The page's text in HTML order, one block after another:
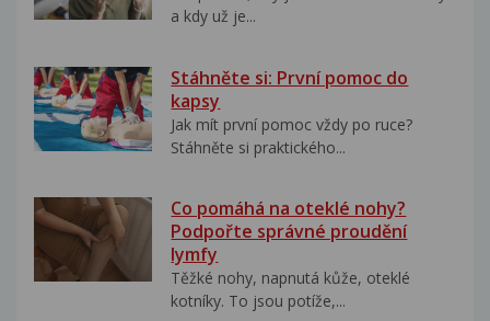
a kdy už je...
Stáhněte si: První pomoc do
kapsy
Jak mít první pomoc vždy po ruce?
Stáhněte si praktického...
Co pomáhá na oteklé nohy?
Podpořte správné proudění
lymfy
Těžké nohy, napnutá kůže, oteklé
kotníky. To jsou potíže,...